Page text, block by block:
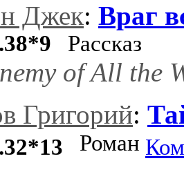
Джек: Враг
Рассказ
of All the
Григорий:
Роман